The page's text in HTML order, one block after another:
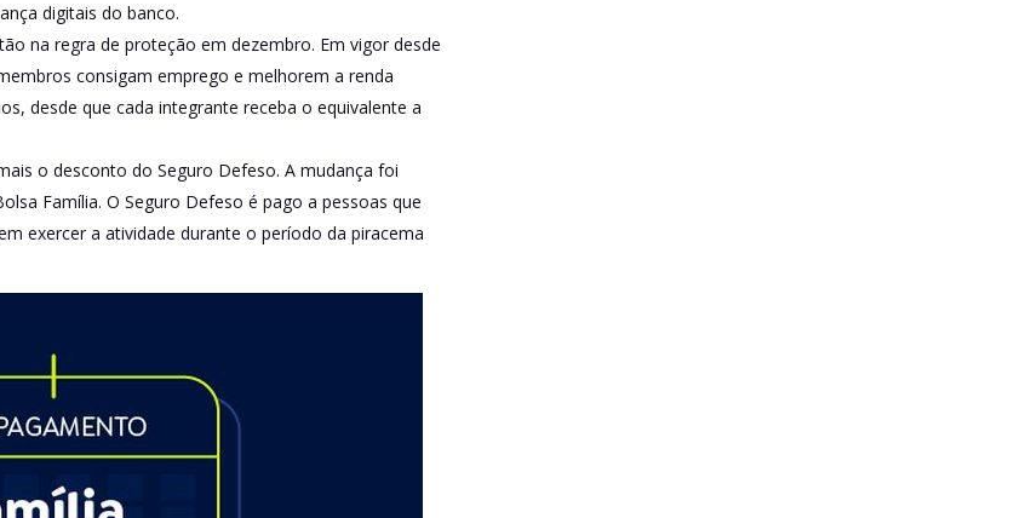
digitais do banco.
na regra de proteção em dezembro. Em vigor desde
consigam emprego e melhorem a renda
desde que cada integrante receba o equivalente a
o desconto do Seguro Defeso. A mudança foi
Família. O Seguro Defeso é pago a pessoas que
exercer a atividade durante o período da piracema